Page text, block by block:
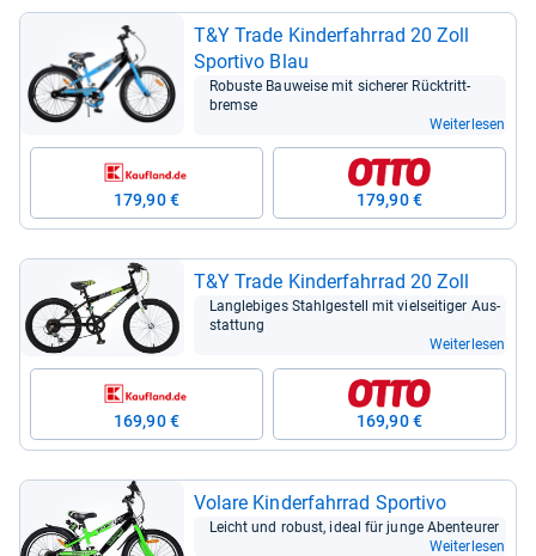
T&Y Trade Kin­der­fahr­rad 20 Zoll
Spor­tivo Blau
Robuste Bau­weise mit siche­rer Rück­tritt­
bremse
Weiterlesen
179,90 € 179,90 €
T&Y Trade Kin­der­fahr­rad 20 Zoll
Lang­le­bi­ges Stahl­ge­stell mit viel­sei­ti­ger Aus­
stat­tung
Weiterlesen
169,90 € 169,90 €
Volare Kin­der­fahr­rad Spor­tivo
Leicht und robust, ideal für junge Aben­teu­rer
Weiterlesen